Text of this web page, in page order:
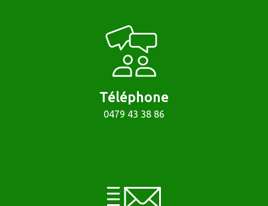
Téléphone
0479 43 38 86